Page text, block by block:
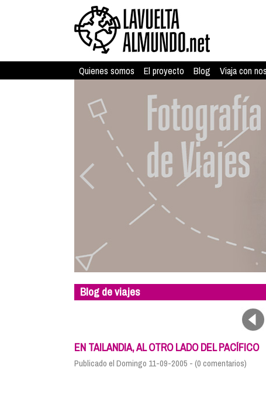
Quienes somos El proyecto Blog Viaja con
Blog de viajes
EN TAILANDIA, AL OTRO LADO DEL PACÍFICO
Publicado el Domingo 11-09-2005 - (0 comentarios)